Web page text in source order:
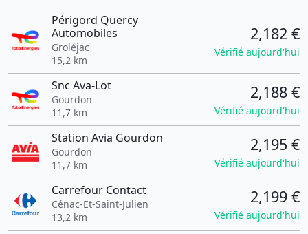
Périgord Quercy
Automobiles
Groléjac
15,2 km
2,182 €
Vérifié aujourd'hui
Snc Ava-Lot
Gourdon
11,7 km
2,188 €
Vérifié aujourd'hui
Station Avia Gourdon
Gourdon
11,7 km
2,195 €
Vérifié aujourd'hui
Carrefour Contact
Cénac-Et-Saint-Julien
13,2 km
2,199 €
Vérifié aujourd'hui